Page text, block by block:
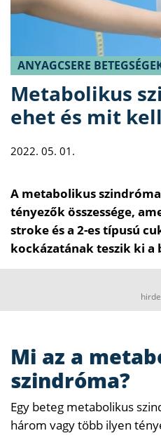
ANYAGCSERE
Metabolikus
ehet és mit
2022. 05. 01.
A metabolikus
tényezők összessége,
stroke és a 2-es típusú
kockázatának teszik ki a
Mi az a
szindróma?
Egy beteg metabolikus
három vagy több ilyen